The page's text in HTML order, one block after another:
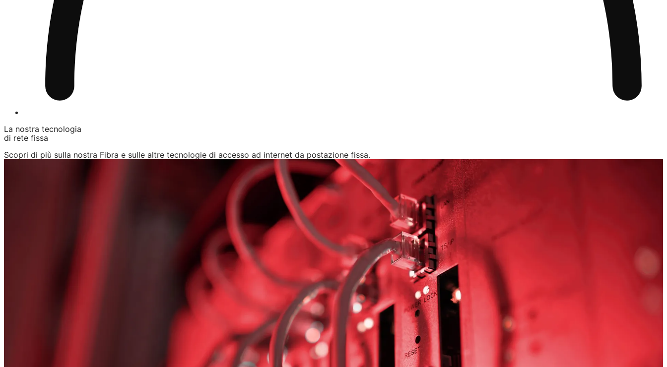
La nostra tecnologia
di rete fissa
Scopri di più sulla nostra Fibra e sulle altre tecnologie di accesso ad internet da postazione fissa.